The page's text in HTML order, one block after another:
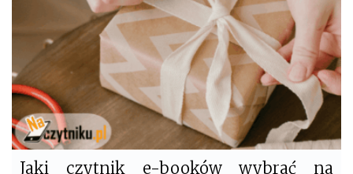
Jaki czytnik e-booków wybrać na